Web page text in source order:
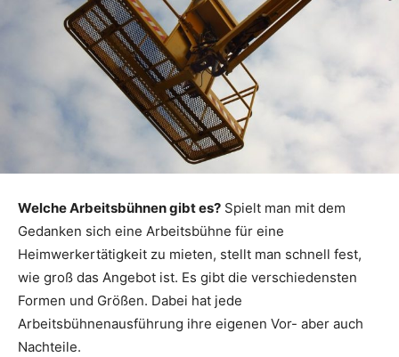
Welche Arbeitsbühnen gibt es? Spielt man mit dem
Gedanken sich eine Arbeitsbühne für eine
Heimwerkertätigkeit zu mieten, stellt man schnell fest,
wie groß das Angebot ist. Es gibt die verschiedensten
Formen und Größen. Dabei hat jede
Arbeitsbühnenausführung ihre eigenen Vor- aber auch
Nachteile.